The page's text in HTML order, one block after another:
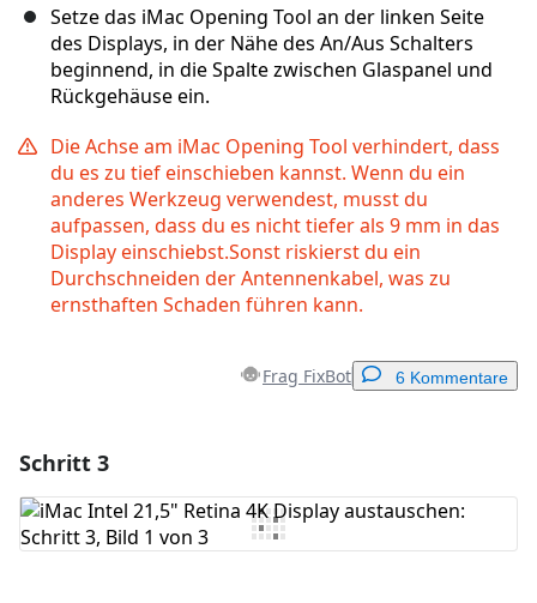
Setze das iMac Opening Tool an der linken Seite
des Displays, in der Nähe des An/Aus Schalters
beginnend, in die Spalte zwischen Glaspanel und
Rückgehäuse ein.
Die Achse am iMac Opening Tool verhindert, dass
du es zu tief einschieben kannst. Wenn du ein
anderes Werkzeug verwendest, musst du
aufpassen, dass du es nicht tiefer als 9 mm in das
Display einschiebst.Sonst riskierst du ein
Durchschneiden der Antennenkabel, was zu
ernsthaften Schaden führen kann.
Frag FixBot 6 Kommentare
Kommentar hinzufügen
Schritt 3